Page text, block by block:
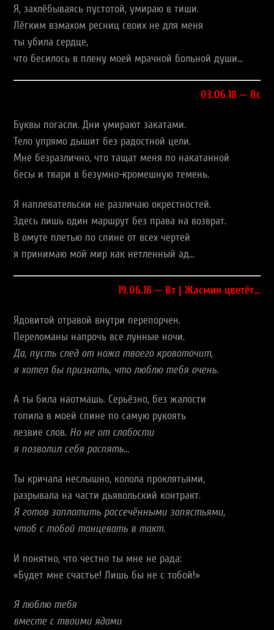
Я, захлёбываясь пустотой, умираю в тиши.
Лёгким взмахом ресниц своих не для меня
ты убила сердце,
что бесилось в плену моей мрачной больной души…
03.06.18 — Вс
Буквы погасли. Дни умирают закатами.
Тело упрямо дышит без радостной цели.
Мне безразлично, что тащат меня по накатанной
бесы и твари в безумно-кромешную темень.
Я наплевательски не различаю окрестностей.
Здесь лишь один маршрут без права на возврат.
В омуте плетью по спине от всех чертей
я принимаю мой мир как нетленный ад…
19.06.18 — Вт | Жасмин цветёт…
Ядовитой отравой внутри перепорчен.
Переломаны напрочь все лунные ночи.
Да, пусть след от ножа твоего кровоточит,
я хотел бы признать, что люблю тебя очень.
А ты била наотмашь. Серьёзно, без жалости
топила в моей спине по самую рукоять
лезвие слов. Но не от слабости
я позволил себя распять…
Ты кричала неслышно, колола проклятьями,
разрывала на части дьявольский контракт.
Я готов заплатить рассечёнными запястьями,
чтоб с тобой танцевать в такт.
И понятно, что честно ты мне не рада:
«Будет мне счастье! Лишь бы не с тобой!»
Я люблю тебя
вместе с твоими ядами